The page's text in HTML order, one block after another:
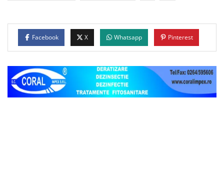
Facebook X Whatsapp Pinterest